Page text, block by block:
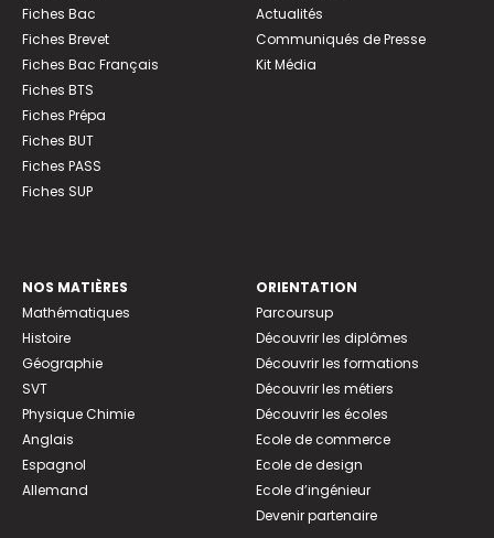
Fiches Bac
Fiches Brevet
Fiches Bac Français
Fiches BTS
Fiches Prépa
Fiches BUT
Fiches PASS
Fiches SUP
Actualités
Communiqués de Presse
Kit Média
NOS MATIÈRES
Mathématiques
Histoire
Géographie
SVT
Physique Chimie
Anglais
Espagnol
Allemand
ORIENTATION
Parcoursup
Découvrir les diplômes
Découvrir les formations
Découvrir les métiers
Découvrir les écoles
Ecole de commerce
Ecole de design
Ecole d’ingénieur
Devenir partenaire